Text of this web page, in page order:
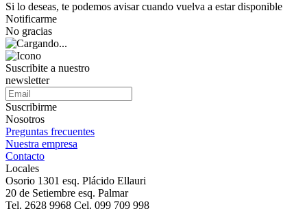
Si lo deseas, te podemos avisar cuando vuelva a estar disponible
Notificarme
No gracias
Suscribite a nuestro
newsletter
Suscribirme
Nosotros
Preguntas frecuentes
Nuestra empresa
Contacto
Locales
Osorio 1301 esq. Plácido Ellauri
20 de Setiembre esq. Palmar
Tel. 2628 9968 Cel. 099 709 998